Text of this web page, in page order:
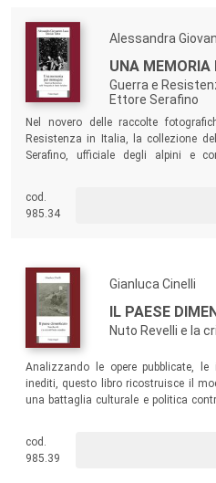
Alessandra
UNA MEMORIA
Guerra e
Ettore Serafino
Nel novero delle raccolte
Resistenza in Italia, la collezione
Serafino, ufficiale degli alpini e
partigiana dopo l’8
documentazione personale e creati
stesso a quelle effettuate da altri
cod.
985.34
Gianluca Cinelli
IL PAESE
Nuto Revelli e la
Analizzando le opere pubblicate,
inediti, questo libro ricostruisce il
una battaglia culturale e politica
cui veniva dimenticata una parte del
Le riflessioni di Revelli ritornano oggi
il rispetto per l’essere umano in nome
cod.
985.39